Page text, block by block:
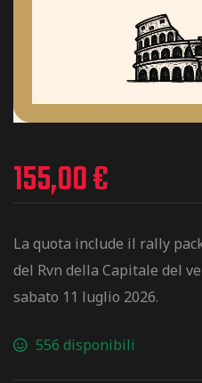
155,00€
La quota include il rally
del Rvn della Capitale del
sabato 11 luglio 2026.
556 disponibili